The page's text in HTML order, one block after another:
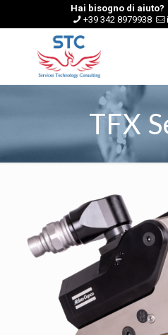
Hai bisogno di aiuto?
+39 342 8979938
TFX